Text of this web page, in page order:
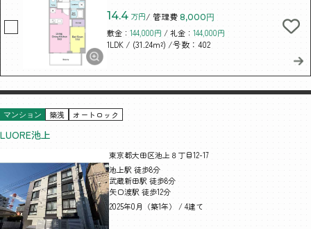
14.4 万円/ 管理費 8,000円
敷金：144,000円 / 礼金：144,000円
1LDK / (31.24m²) /号数：402
マンション 築浅 オートロック
LUORE池上
東京都大田区池上８丁目12-17
池上駅 徒歩8分
武蔵新田駅 徒歩8分
矢口渡駅 徒歩12分
2025年0月（築1年） / 4建て